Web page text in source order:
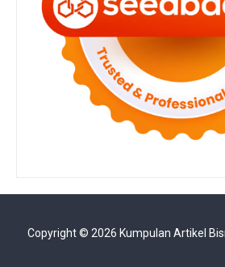
Copyright © 2026 Kumpulan Artikel